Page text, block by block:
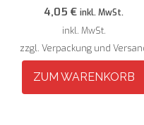
4,05€ inkl. MwSt.
inkl. MwSt.
zzgl. Verpackung und
ZUM WARENKORB